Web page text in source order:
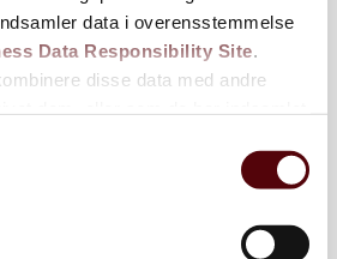
data i overensstemmelse
Data Responsibility Site.
disse data med andre
kombineres med